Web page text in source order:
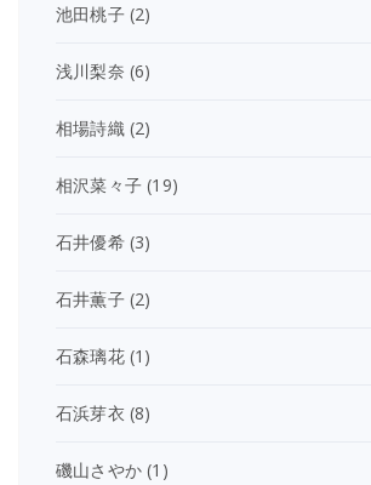
池田桃子(2)
浅川梨奈 (6)
相場詩織 (2)
相沢菜々子 (19)
石井優希(3)
石井薫子(2)
石森璃花(1)
石浜芽衣 (8)
磯山さやか (1)